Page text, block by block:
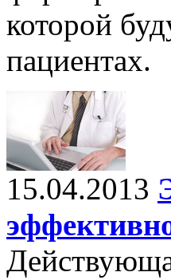
которой
пациентах.
15.04.2013